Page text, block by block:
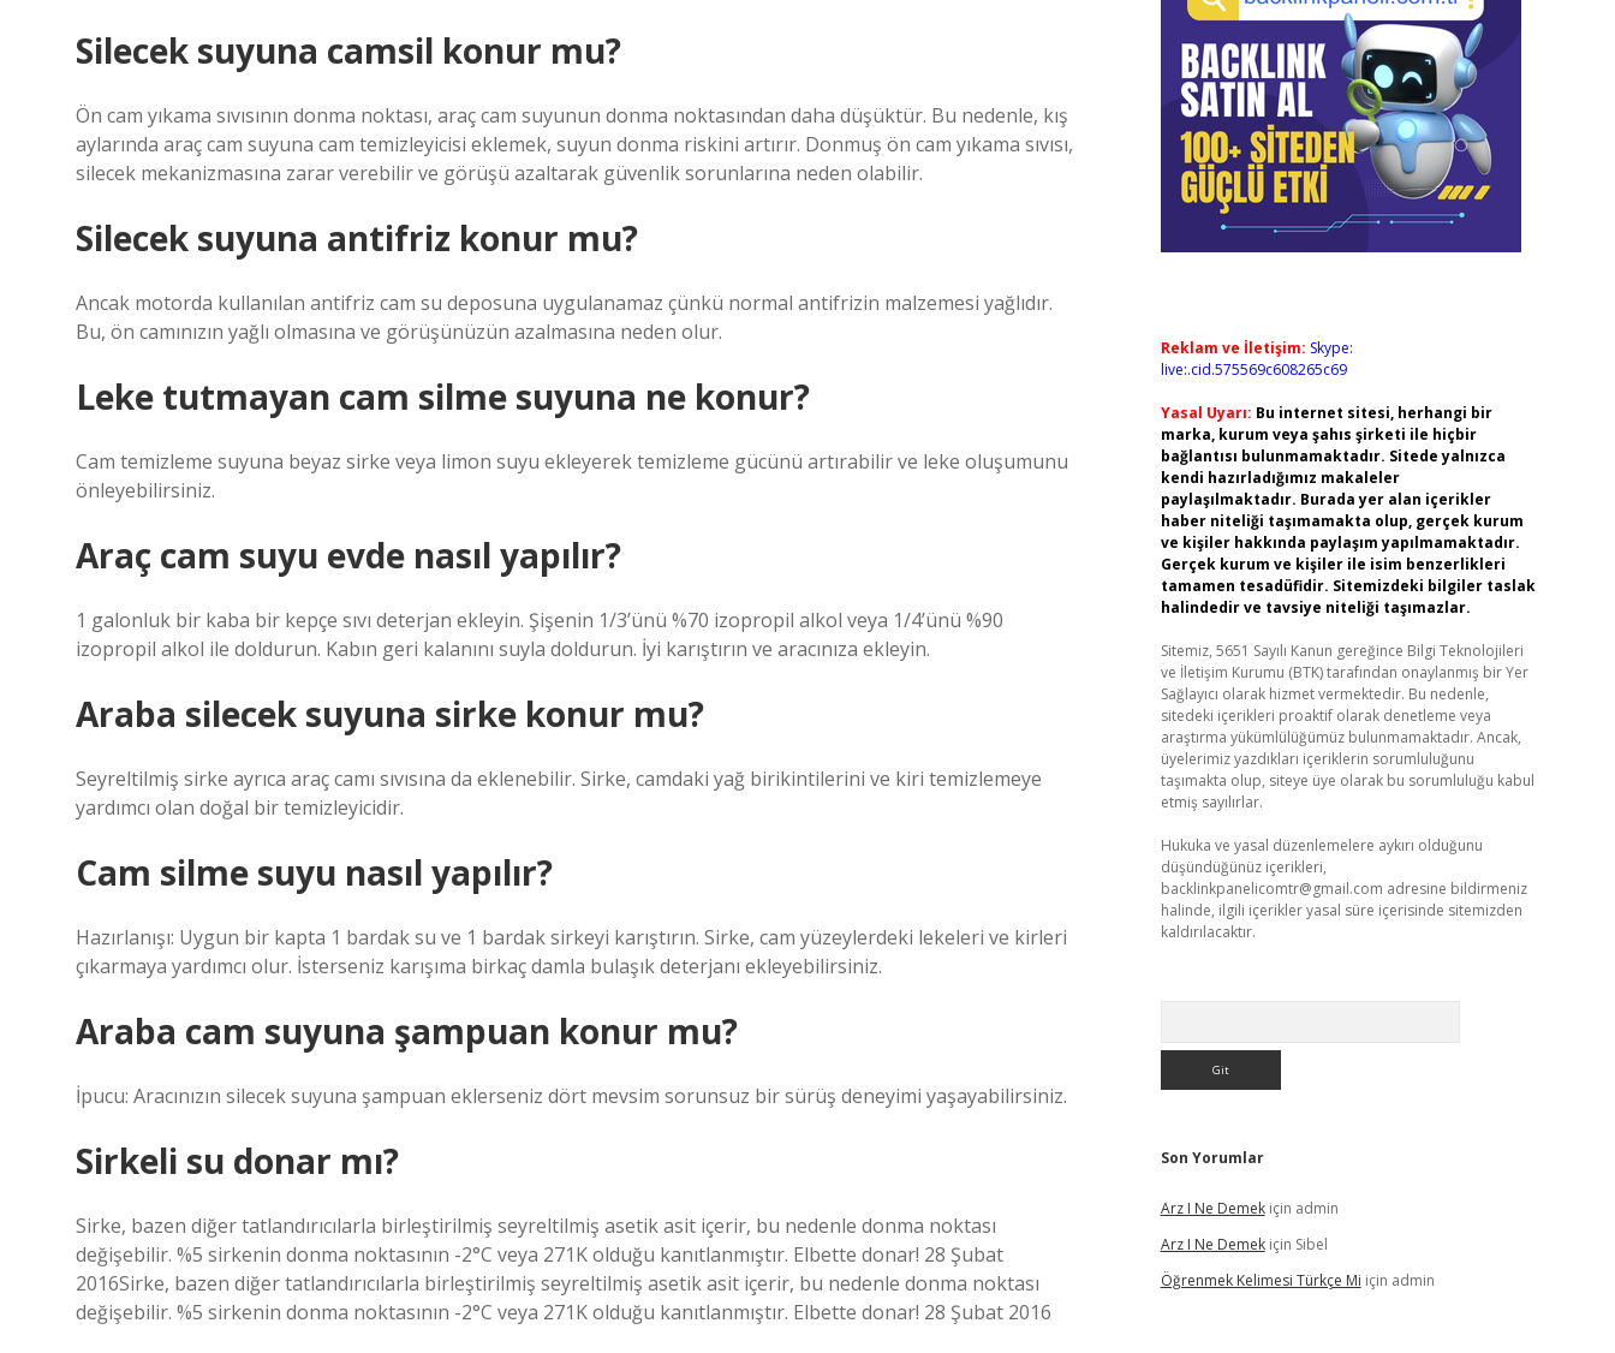
Silecek suyuna camsil konur mu?
Ön cam yıkama sıvısının donma noktası, araç cam suyunun donma noktasından daha düşüktür. Bu nedenle, kış
aylarında araç cam suyuna cam temizleyicisi eklemek, suyun donma riskini artırır. Donmuş ön cam yıkama sıvısı,
silecek mekanizmasına zarar verebilir ve görüşü azaltarak güvenlik sorunlarına neden olabilir.
Silecek suyuna antifriz konur mu?
Ancak motorda kullanılan antifriz cam su deposuna uygulanamaz çünkü normal antifrizin malzemesi yağlıdır.
Bu, ön camınızın yağlı olmasına ve görüşünüzün azalmasına neden olur.
Leke tutmayan cam silme suyuna ne konur?
Cam temizleme suyuna beyaz sirke veya limon suyu ekleyerek temizleme gücünü artırabilir ve leke oluşumunu
önleyebilirsiniz.
Araç cam suyu evde nasıl yapılır?
1 galonluk bir kaba bir kepçe sıvı deterjan ekleyin. Şişenin 1/3’ünü %70 izopropil alkol veya 1/4’ünü %90
izopropil alkol ile doldurun. Kabın geri kalanını suyla doldurun. İyi karıştırın ve aracınıza ekleyin.
Araba silecek suyuna sirke konur mu?
Seyreltilmiş sirke ayrıca araç camı sıvısına da eklenebilir. Sirke, camdaki yağ birikintilerini ve kiri temizlemeye
yardımcı olan doğal bir temizleyicidir.
Cam silme suyu nasıl yapılır?
Hazırlanışı: Uygun bir kapta 1 bardak su ve 1 bardak sirkeyi karıştırın. Sirke, cam yüzeylerdeki lekeleri ve kirleri
çıkarmaya yardımcı olur. İsterseniz karışıma birkaç damla bulaşık deterjanı ekleyebilirsiniz.
Araba cam suyuna şampuan konur mu?
İpucu: Aracınızın silecek suyuna şampuan eklerseniz dört mevsim sorunsuz bir sürüş deneyimi yaşayabilirsiniz.
Sirkeli su donar mı?
Sirke, bazen diğer tatlandırıcılarla birleştirilmiş seyreltilmiş asetik asit içerir, bu nedenle donma noktası
değişebilir. %5 sirkenin donma noktasının -2°C veya 271K olduğu kanıtlanmıştır. Elbette donar! 28 Şubat
2016Sirke, bazen diğer tatlandırıcılarla birleştirilmiş seyreltilmiş asetik asit içerir, bu nedenle donma noktası
değişebilir. %5 sirkenin donma noktasının -2°C veya 271K olduğu kanıtlanmıştır. Elbette donar! 28 Şubat 2016
Reklam ve İletişim: Skype:
live:.cid.575569c608265c69
Yasal Uyarı: Bu internet sitesi, herhangi bir
marka, kurum veya şahıs şirketi ile hiçbir
bağlantısı bulunmamaktadır. Sitede yalnızca
kendi hazırladığımız makaleler
paylaşılmaktadır. Burada yer alan içerikler
haber niteliği taşımamakta olup, gerçek kurum
ve kişiler hakkında paylaşım yapılmamaktadır.
Gerçek kurum ve kişiler ile isim benzerlikleri
tamamen tesadüfidir. Sitemizdeki bilgiler taslak
halindedir ve tavsiye niteliği taşımazlar.
Sitemiz, 5651 Sayılı Kanun gereğince Bilgi Teknolojileri
ve İletişim Kurumu (BTK) tarafından onaylanmış bir Yer
Sağlayıcı olarak hizmet vermektedir. Bu nedenle,
sitedeki içerikleri proaktif olarak denetleme veya
araştırma yükümlülüğümüz bulunmamaktadır. Ancak,
üyelerimiz yazdıkları içeriklerin sorumluluğunu
taşımakta olup, siteye üye olarak bu sorumluluğu kabul
etmiş sayılırlar.
Hukuka ve yasal düzenlemelere aykırı olduğunu
düşündüğünüz içerikleri,
backlinkpanelicomtr@gmail.com adresine bildirmeniz
halinde, ilgili içerikler yasal süre içerisinde sitemizden
kaldırılacaktır.
Son Yorumlar
Arz I Ne Demekiçin admin
Arz I Ne Demekiçin Sibel
Öğrenmek Kelimesi Türkçe Mi için admin